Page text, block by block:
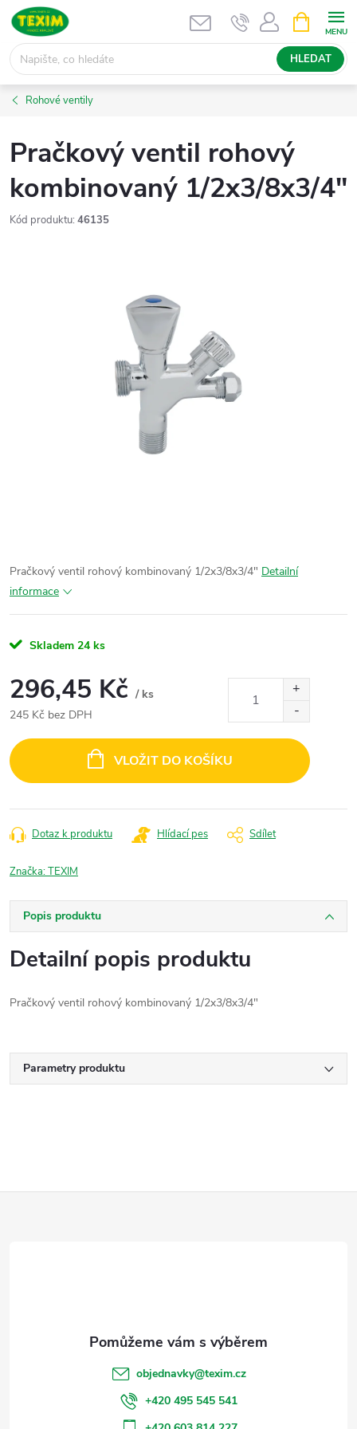
Přejít
obsah
HLEDAT
NÁKUPNÍ
KOŠÍK
Rohové ventily
Pračkový ventil rohový
kombinovaný 1/2x3/8x3/4"
Kód produktu: 46135
Pračkový ventil rohový kombinovaný 1/2x3/8x3/4" Detailní
informace
Skladem 24 ks
296,45 Kč / ks
245 Kč bez DPH
cena:
VLOŽIT DO KOŠÍKU
Dotaz k produktu Hlídací pes Sdílet
Značka:TEXIM
Popis produktu
Detailní popis produktu
Pračkový ventil rohový kombinovaný 1/2x3/8x3/4"
Parametry produktu
objednavky@texim.cz
+420 495 545 541